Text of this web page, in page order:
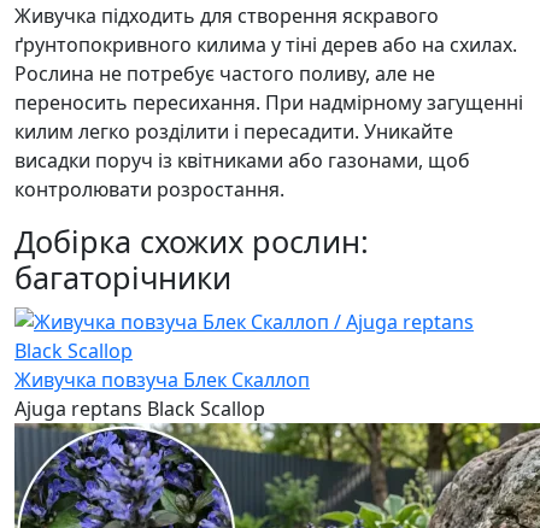
Живучка підходить для створення яскравого
ґрунтопокривного килима у тіні дерев або на схилах.
Рослина не потребує частого поливу, але не
переносить пересихання. При надмірному загущенні
килим легко розділити і пересадити. Уникайте
висадки поруч із квітниками або газонами, щоб
контролювати розростання.
Добірка схожих рослин:
багаторічники
Живучка повзуча Блек Скаллоп
Ajuga reptans Black Scallop